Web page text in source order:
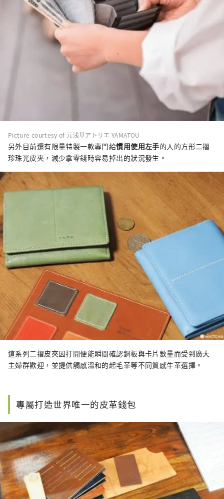
Picture courtesy of 元浅草アトリエ YAMATOU
另外目前還有限量特製一款專門給慣用使用左手的人的方形二摺
珍珠光皮夾，減少拿零錢時容易掉出的狀況發生。
這系列二摺皮夾因打開便能瞬間確認銅板與卡片數量而受到廣大
主婦群歡迎，並提供觸感溫和的起毛革等不同質感牛革選擇。
專屬打造世界唯一的皮革錢包